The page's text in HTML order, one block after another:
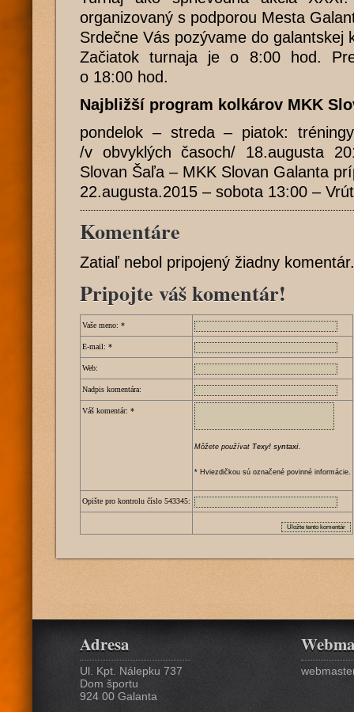
organizovaný s podporou Mesta
Srdečne Vás pozývame do galantskej
Začiatok turnaja je o 8:00 hod.
o 18:00 hod.
Najbližší program kolkárov MKK
pondelok – streda – piatok:
/v obvyklých časoch/ 18.augusta
Slovan Šaľa – MKK Slovan Galanta
22.augusta.2015 – sobota 13:00 –
Komentáre
Zatiaľ nebol pripojený žiadny
Pripojte váš komentár!
Vaše meno: *
E-mail: *
Web:
Nadpis komentára:
Váš komentár: *
Môžete používat Texy! syntaxi.
* Hviezdičkou sú označené povinné informácie.
Opište pro kontrolu číslo 543345:
Adresa
Ul. Kpt. Nálepku 737
Dom športu
924 00 Galanta